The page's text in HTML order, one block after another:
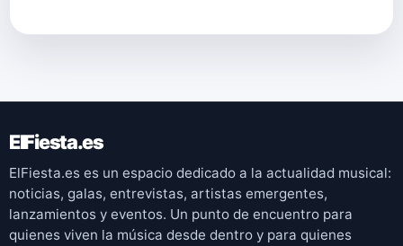
ElFiesta.es
ElFiesta.es es un espacio dedicado a la actualidad musical:
noticias, galas, entrevistas, artistas emergentes,
lanzamientos y eventos. Un punto de encuentro para
quienes viven la música desde dentro y para quienes